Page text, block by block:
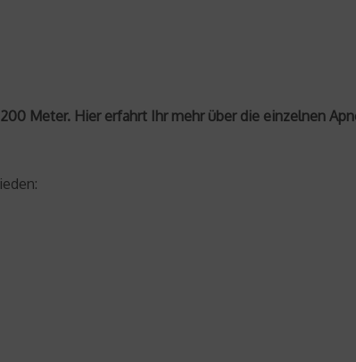
Meter. Hier erfahrt Ihr mehr über die einzelnen